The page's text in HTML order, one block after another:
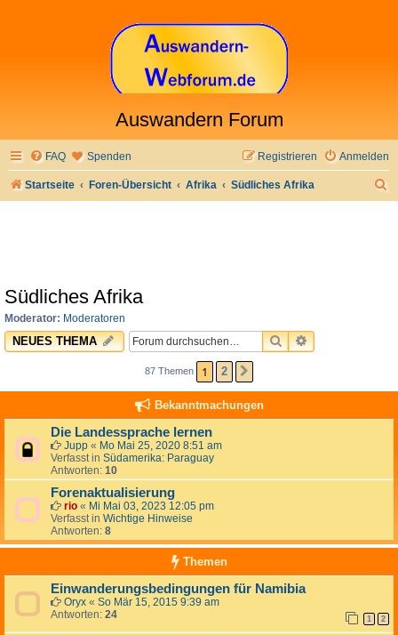
Auswandern Forum
FAQ Spenden Anmelden
Registrieren
Startseite Foren-Übersicht Afrika Südliches Afrika
Südliches Afrika
Moderator: Moderatoren
NEUES THEMA SUCHEERWEITERTE
87 Themen 1 2
Bekanntmachungen
Die Landessprache lernen
Jupp « Mo Mai 25, 2020 8:51 am
Verfasst in Südamerika: Paraguay
Antworten: 10
Forenaktualisierung
rio « Mi Mai 03, 2023 12:05 pm
Verfasst in Wichtige Hinweise
Antworten: 8
Themen
Einwanderungsbedingungen für Namibia
Oryx « So Mär 15, 2015 9:39 am
Antworten: 24 1 2